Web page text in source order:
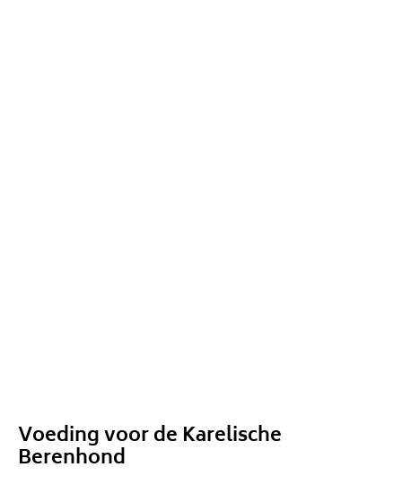
Voeding voor de Karelische
Berenhond